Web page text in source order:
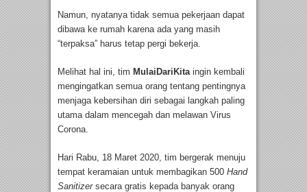
Namun, nyatanya tidak semua pekerjaan dapat
dibawa ke rumah karena ada yang masih
“terpaksa” harus tetap pergi bekerja.
Melihat hal ini, tim MulaiDariKita ingin kembali
mengingatkan semua orang tentang pentingnya
menjaga kebersihan diri sebagai langkah paling
utama dalam mencegah dan melawan Virus
Corona.
Hari Rabu, 18 Maret 2020, tim bergerak menuju
tempat keramaian untuk membagikan 500 Hand
Sanitizersecara gratis kepada banyak orang